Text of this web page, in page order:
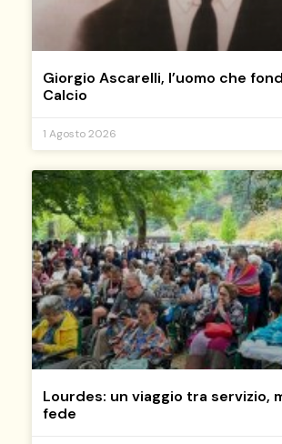
Giorgio Ascarelli, l’uomo che
Calcio
1 Agosto 2026
Lourdes: un viaggio tra servizio,
fede